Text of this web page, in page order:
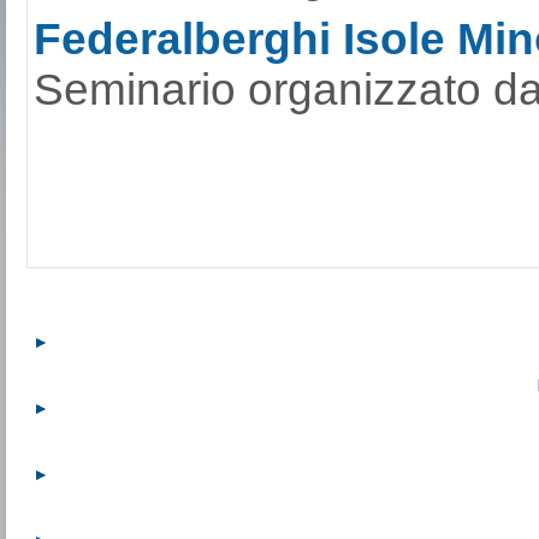
Federalberghi Isole
Seminario organizzato